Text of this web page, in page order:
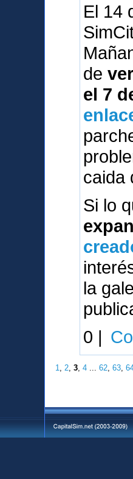
El 14
de
el 7
caida
Si lo
la
0 |
1,2,3,4 ...62,63,